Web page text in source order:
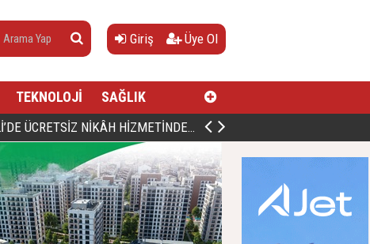
Giriş Üye Ol
TEKNOLOJİ SAĞLIK
COŞAN, DOĞUMUNUN HİCRÎ 91. YILINDA ELAZIĞ'DA YÂD EDİLECEK